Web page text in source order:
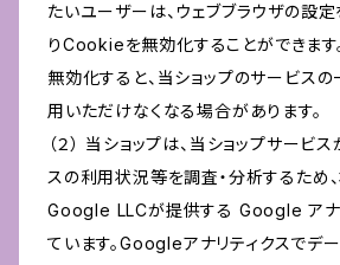
たいユーザーは、ウェブブラウザの設
りCookieを無効化することができます
無効化すると、当ショップのサービス
用いただけなくなる場合があります。
（２） 当ショップは、当ショップサービ
スの利用状況等を調査・分析するため
Google LLCが提供する Google アナ
ています。Googleアナリティクスでデ